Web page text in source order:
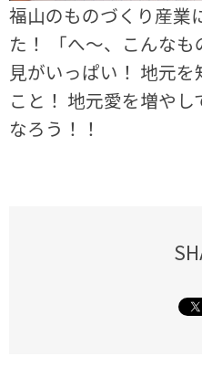
福山のものづくり産業
た！ 「へ～、こんな
見がいっぱい！ 地元
こと！ 地元愛を増や
なろう！！